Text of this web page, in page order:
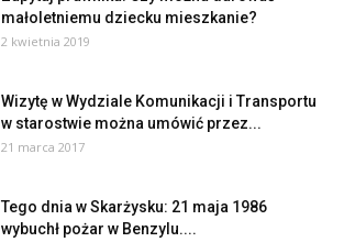
małoletniemu dziecku mieszkanie?
2 kwietnia 2019
Wizytę w Wydziale Komunikacji i Transportu
w starostwie można umówić przez...
21 marca 2017
Tego dnia w Skarżysku: 21 maja 1986
wybuchł pożar w Benzylu....